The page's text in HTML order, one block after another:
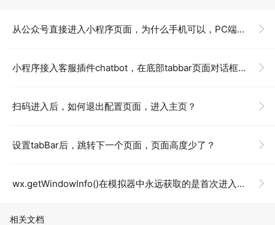
从公众号直接进入小程序页面，为什么手机可以，PC端不行？
小程序接入客服插件chatbot，在底部tabbar页面对话框高度被遮挡？
扫码进入后，如何退出配置页面，进入主页？
设置tabBar后，跳转下一个页面，页面高度少了？
wx.getWindowInfo()在模拟器中永远获取的是首次进入的页面？
相关文档